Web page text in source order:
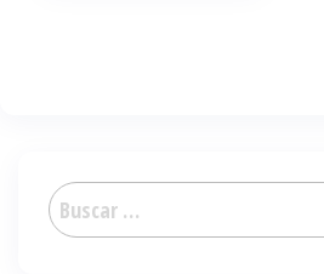
Buscar: